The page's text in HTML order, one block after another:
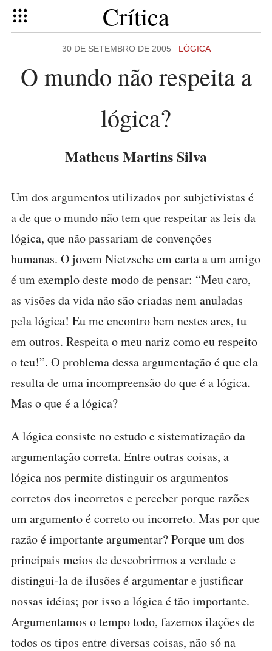
Crítica
30 DE SETEMBRO DE 2005 LÓGICA
O mundo não respeita a
lógica?
Matheus Martins Silva
Um dos argumentos utilizados por subjetivistas é
a de que o mundo não tem que respeitar as leis da
lógica, que não passariam de convenções
humanas. O jovem Nietzsche em carta a um amigo
é um exemplo deste modo de pensar: “Meu caro,
as visões da vida não são criadas nem anuladas
pela lógica! Eu me encontro bem nestes ares, tu
em outros. Respeita o meu nariz como eu respeito
o teu!”. O problema dessa argumentação é que ela
resulta de uma incompreensão do que é a lógica.
Mas o que é a lógica?
A lógica consiste no estudo e sistematização da
argumentação correta. Entre outras coisas, a
lógica nos permite distinguir os argumentos
corretos dos incorretos e perceber porque razões
um argumento é correto ou incorreto. Mas por que
razão é importante argumentar? Porque um dos
principais meios de descobrirmos a verdade e
distingui-la de ilusões é argumentar e justificar
nossas idéias; por isso a lógica é tão importante.
Argumentamos o tempo todo, fazemos ilações de
todos os tipos entre diversas coisas, não só na